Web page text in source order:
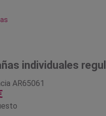
individuales
AR65061